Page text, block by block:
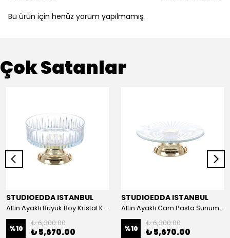
Bu ürün için henüz yorum yapılmamış.
Çok Satanlar
STUDIOEDDA ISTANBUL
Altın Ayaklı Büyük Boy Kristal Kase 25cm
%10
₺ 6,300.00
₺ 5,670.00
STUDIOEDDA ISTANBUL
Altın Ayaklı Cam Pasta Sunum 30cm
%10
₺ 6,300.00
₺ 5,670.00